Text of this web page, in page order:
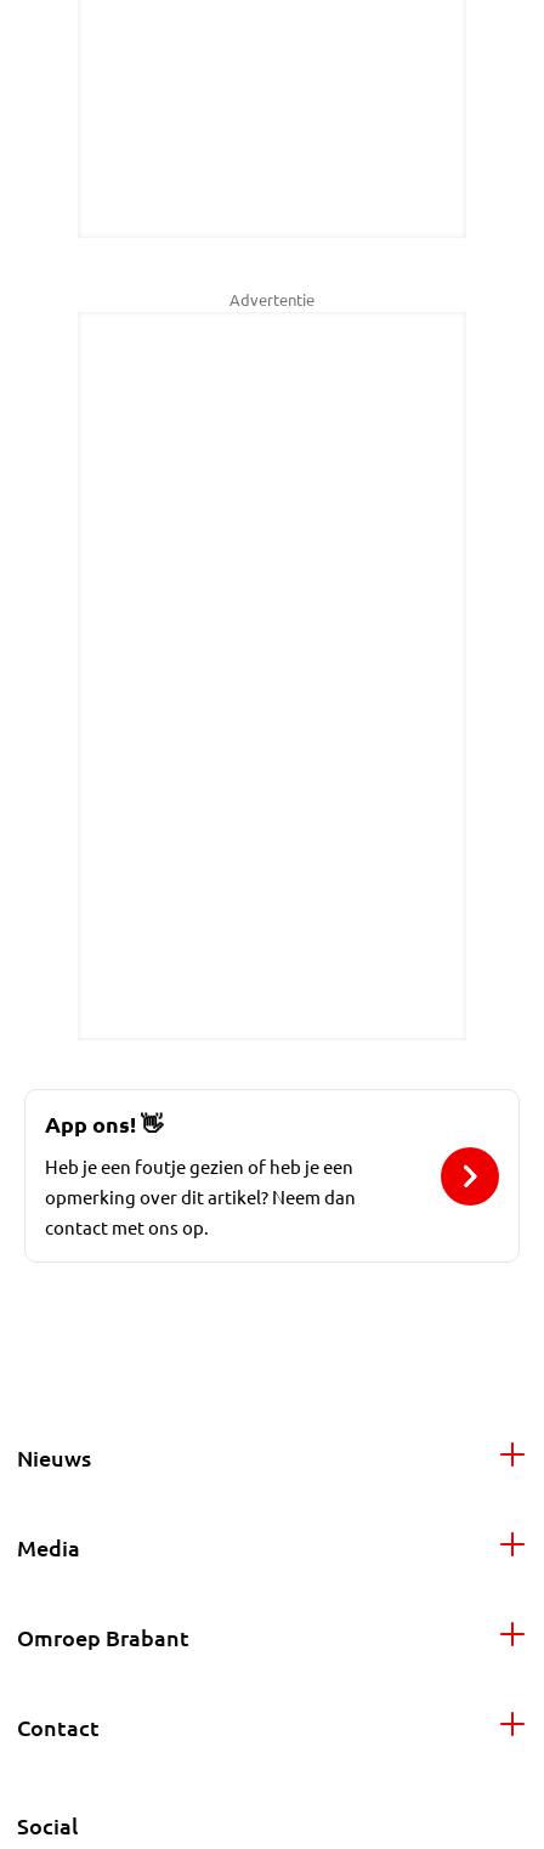
Advertentie
App ons!👋
Heb je een foutje gezien of heb je een
opmerking over dit artikel? Neem dan
contact met ons op.
Nieuws
Media
Omroep Brabant
Contact
Social